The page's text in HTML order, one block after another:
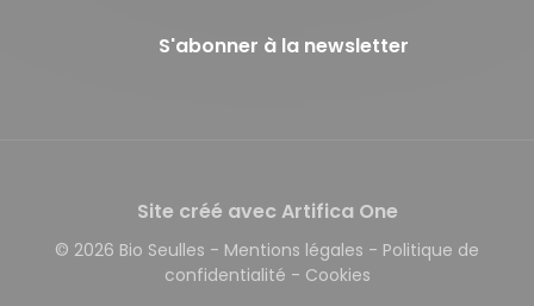
S'abonner à la newsletter
Site créé avec Artifica One
© 2026 Bio Seulles - Mentions légales - Politique de
confidentialité - Cookies